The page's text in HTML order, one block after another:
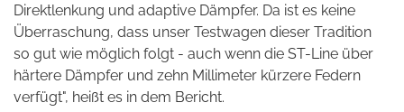
Direktlenkung und adaptive Dämpfer. Da ist es keine
Überraschung, dass unser Testwagen dieser Tradition
so gut wie möglich folgt - auch wenn die ST-Line über
härtere Dämpfer und zehn Millimeter kürzere Federn
verfügt", heißt es in dem Bericht.